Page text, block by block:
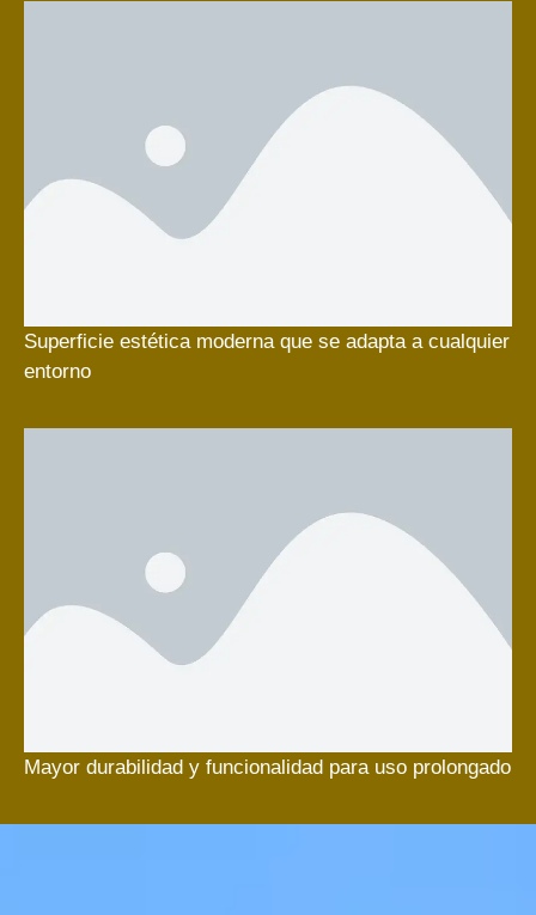
Superficie estética moderna que se adapta a cualquier
entorno
Mayor durabilidad y funcionalidad para uso prolongado